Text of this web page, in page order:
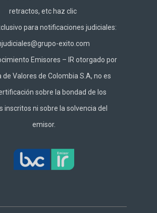
retractos, etc hazclic
para notificaciones judiciales:
exito.com
Emisores – IR otorgado por
de Valores de Colombia S.A, no es
sobre la bondad de los
inscritos ni sobre la solvencia del
emisor.